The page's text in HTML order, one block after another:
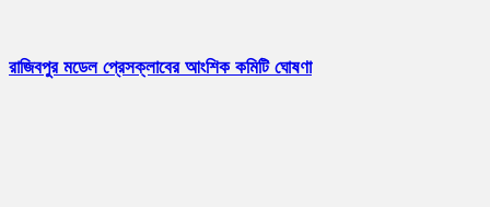
রাজিবপুর মডেল প্রেসক্লাবের আংশিক কমিটি ঘোষণা